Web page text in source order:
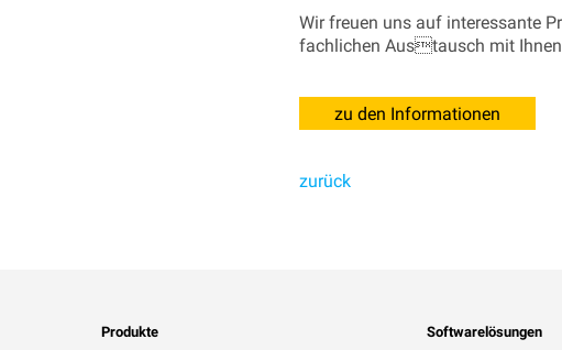
Wir freuen uns auf interessante
fachlichen Austausch mit
zu den Informationen
zurück
Produkte
Softwarelösungen